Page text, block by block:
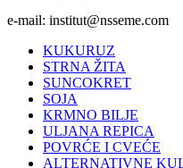
e-mail: institut@nsseme.com
KUKURUZ
STRNA ŽITA
SUNCOKRET
SOJA
KRMNO BILJE
ULJANA REPICA
POVRĆE I CVEĆE
ALTERNATIVNE